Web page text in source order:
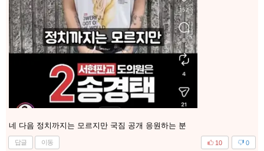
네 다음 정치까지는 모르지만 국짐 공개 응원하는 분
답글 이동 0
10